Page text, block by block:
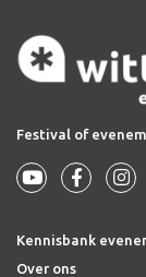
Festival of
Kennisbank
Over ons